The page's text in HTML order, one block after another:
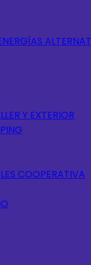
Y EXTERIOR
COOPERATIVA